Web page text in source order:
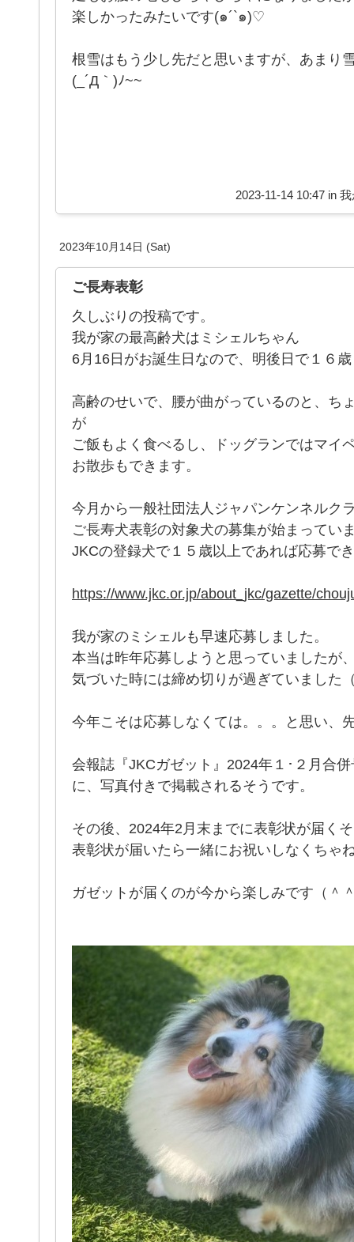
楽しかったみたいです(๑´`๑)♡
根雪はもう少し先だと思いますが、あまり
(_´Д｀)ﾉ~~
2023-11-14 10:47 in
2023年10月14日 (Sat)
ご長寿表彰
久しぶりの投稿です。
我が家の最高齢犬はミシェルちゃん
6月16日がお誕生日なので、明後日で１６
高齢のせいで、腰が曲がっているのと、ち
が
ご飯もよく食べるし、ドッグランではマイ
お散歩もできます。
今月から一般社団法人ジャパンケンネルク
ご長寿犬表彰の対象犬の募集が始まってい
JKCの登録犬で１５歳以上であれば応募で
https://www.jkc.or.jp/about_jkc/gazette/
我が家のミシェルも早速応募しました。
本当は昨年応募しようと思っていましたが
気づいた時には締め切りが過ぎていました
今年こそは応募しなくては。。。と思い、
会報誌『JKCガゼット』2024年１･２月合
に、写真付きで掲載されるそうです。
その後、2024年2月末までに表彰状が届く
表彰状が届いたら一緒にお祝いしなくちゃ
ガゼットが届くのが今から楽しみです（＾